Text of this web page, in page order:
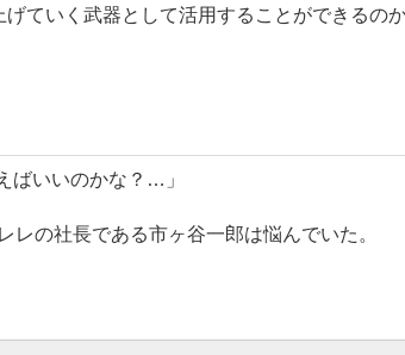
ていく武器として活用することができるの
ばいいのかな？…」
レの社長である市ヶ谷一郎は悩んでいた。